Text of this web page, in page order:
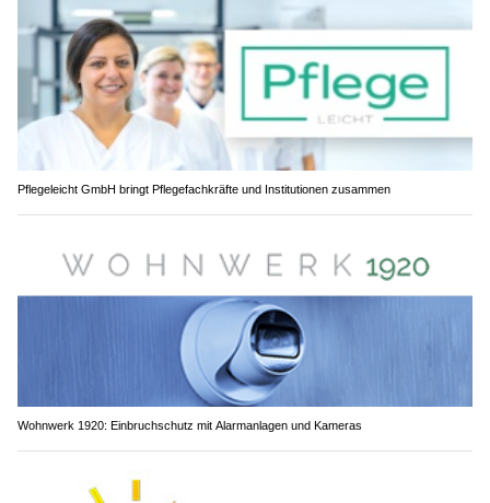
Pflegeleicht GmbH bringt Pflegefachkräfte und Institutionen zusammen
Wohnwerk 1920: Einbruchschutz mit Alarmanlagen und Kameras